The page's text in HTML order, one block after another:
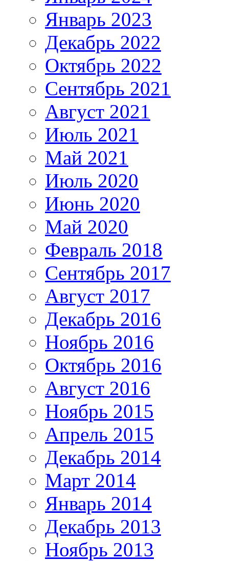
Январь 2023
Декабрь 2022
Октябрь 2022
Сентябрь 2021
Август 2021
Июль 2021
Май 2021
Июль 2020
Июнь 2020
Май 2020
Февраль 2018
Сентябрь 2017
Август 2017
Декабрь 2016
Ноябрь 2016
Октябрь 2016
Август 2016
Ноябрь 2015
Апрель 2015
Декабрь 2014
Март 2014
Январь 2014
Декабрь 2013
Ноябрь 2013